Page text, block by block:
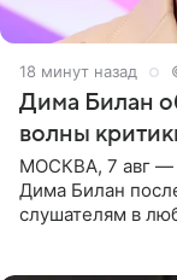
18 минут назад
Дима Билан
волны
МОСКВА, 7 авг —
Дима Билан
слушателям в